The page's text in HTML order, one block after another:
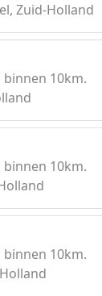
Zuid-Holland
10km.
10km.
10km.